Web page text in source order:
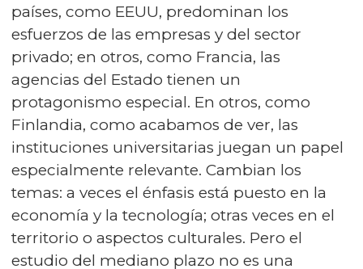
países, como EEUU, predominan los
esfuerzos de las empresas y del sector
privado; en otros, como Francia, las
agencias del Estado tienen un
protagonismo especial. En otros, como
Finlandia, como acabamos de ver, las
instituciones universitarias juegan un papel
especialmente relevante. Cambian los
temas: a veces el énfasis está puesto en la
economía y la tecnología; otras veces en el
territorio o aspectos culturales. Pero el
estudio del mediano plazo no es una